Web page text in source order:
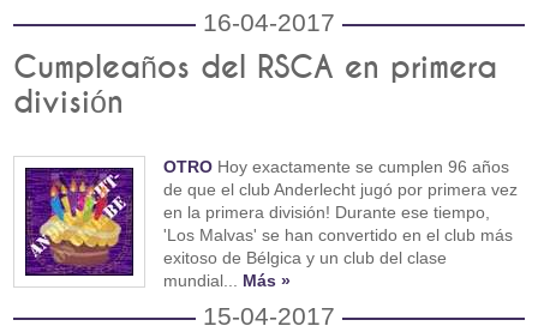
16-04-2017
Cumpleaños del RSCA en primera
división
OTRO Hoy exactamente se cumplen 96 años
de que el club Anderlecht jugó por primera vez
en la primera división! Durante ese tiempo,
'Los Malvas' se han convertido en el club más
exitoso de Bélgica y un club del clase
mundial... Más »
15-04-2017